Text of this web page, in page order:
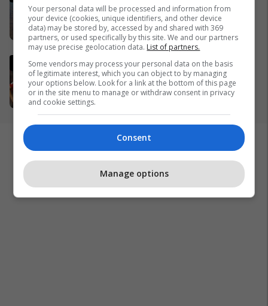
dhënë fund luftës - dhe kjo
mund t'i sjellë miliarda dollarë
28/03/2026
Ylli i Real Madridit, Guler flet
para ndeshjes mes Kosovës
dhe Turqisë
Your personal data will be processed and information from
your device (cookies, unique identifiers, and other device
data) may be stored by, accessed by and shared with 369
partners, or used specifically by this site. We and our partners
may use precise geolocation data. List of partners.
Some vendors may process your personal data on the basis
of legitimate interest, which you can object to by managing
your options below. Look for a link at the bottom of this page
or in the site menu to manage or withdraw consent in privacy
and cookie settings.
Consent
Manage options